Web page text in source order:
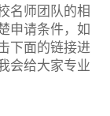
名师团队的相
申请条件，如
下面的链接进
会给大家专业